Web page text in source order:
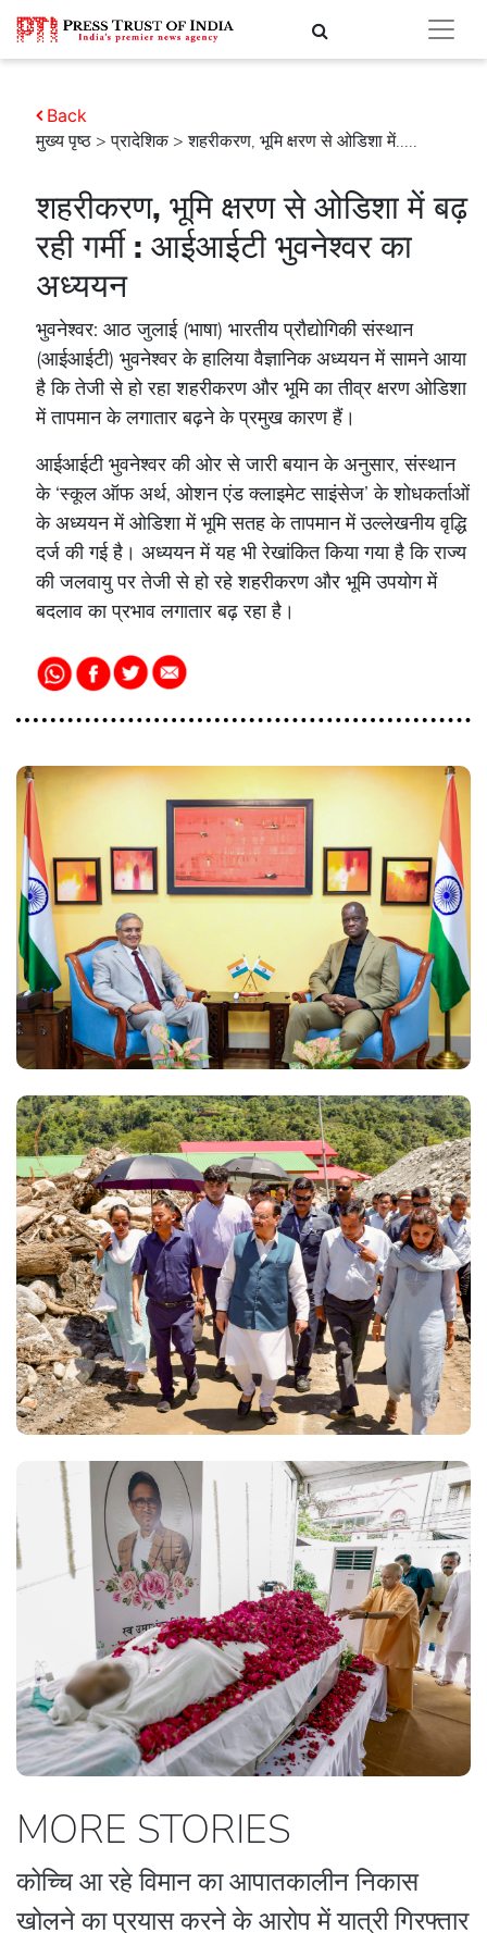
मुख्य पृष्ठ >प्रादेशिक> शहरीकरण, भूमि क्षरण से ओडिशा में.....
Back
शहरीकरण, भूमि क्षरण से ओडिशा में बढ़
रही गर्मी : आईआईटी भुवनेश्वर का
अध्ययन
भुवनेश्वर: आठ जुलाई (भाषा) भारतीय प्रौद्योगिकी संस्थान
(आईआईटी) भुवनेश्वर के हालिया वैज्ञानिक अध्ययन में सामने आया
है कि तेजी से हो रहा शहरीकरण और भूमि का तीव्र क्षरण ओडिशा
में तापमान के लगातार बढ़ने के प्रमुख कारण हैं।
आईआईटी भुवनेश्वर की ओर से जारी बयान के अनुसार, संस्थान
के ‘स्कूल ऑफ अर्थ, ओशन एंड क्लाइमेट साइंसेज’ के शोधकर्ताओं
के अध्ययन में ओडिशा में भूमि सतह के तापमान में उल्लेखनीय वृद्धि
दर्ज की गई है। अध्ययन में यह भी रेखांकित किया गया है कि राज्य
की जलवायु पर तेजी से हो रहे शहरीकरण और भूमि उपयोग में
बदलाव का प्रभाव लगातार बढ़ रहा है।
MORE STORIES
कोच्चि आ रहे विमान का आपातकालीन निकास
खोलने का प्रयास करने के आरोप में यात्री गिरफ्तार